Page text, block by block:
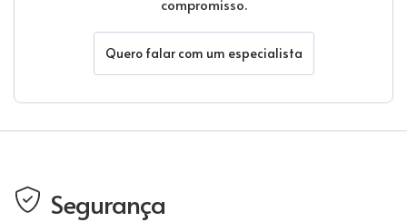
Quero falar com um especialista
Segurança